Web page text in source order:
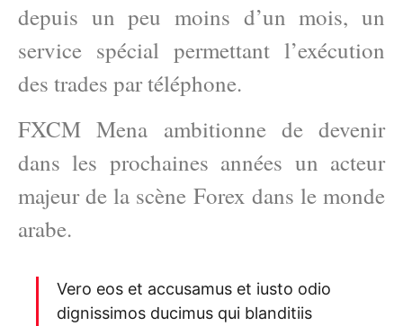
depuis un peu moins d’un mois, un
service spécial permettant l’exécution
des trades par téléphone.
FXCM Mena ambitionne de devenir
dans les prochaines années un acteur
majeur de la scène Forex dans le monde
arabe.
Vero eos et accusamus et iusto odio
dignissimos ducimus qui blanditiis